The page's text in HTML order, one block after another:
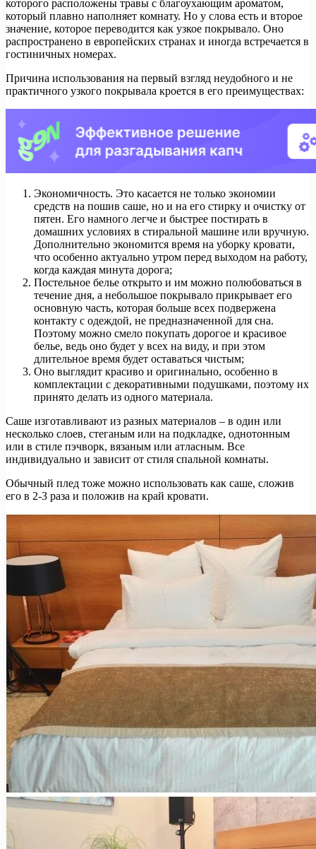
которого расположены травы с благоухающим ароматом,
который плавно наполняет комнату. Но у слова есть и второе
значение, которое переводится как узкое покрывало. Оно
распространено в европейских странах и иногда встречается в
гостиничных номерах.
Причина использования на первый взгляд неудобного и не
практичного узкого покрывала кроется в его преимуществах:
Экономичность. Это касается не только экономии
средств на пошив саше, но и на его стирку и очистку от
пятен. Его намного легче и быстрее постирать в
домашних условиях в стиральной машине или вручную.
Дополнительно экономится время на уборку кровати,
что особенно актуально утром перед выходом на работу,
когда каждая минута дорога;
Постельное белье открыто и им можно полюбоваться в
течение дня, а небольшое покрывало прикрывает его
основную часть, которая больше всех подвержена
контакту с одеждой, не предназначенной для сна.
Поэтому можно смело покупать дорогое и красивое
белье, ведь оно будет у всех на виду, и при этом
длительное время будет оставаться чистым;
Оно выглядит красиво и оригинально, особенно в
комплектации с декоративными подушками, поэтому их
принято делать из одного материала.
Саше изготавливают из разных материалов – в один или
несколько слоев, стеганым или на подкладке, однотонным
или в стиле пэчворк, вязаным или атласным. Все
индивидуально и зависит от стиля спальной комнаты.
Обычный плед тоже можно использовать как саше, сложив
его в 2-3 раза и положив на край кровати.